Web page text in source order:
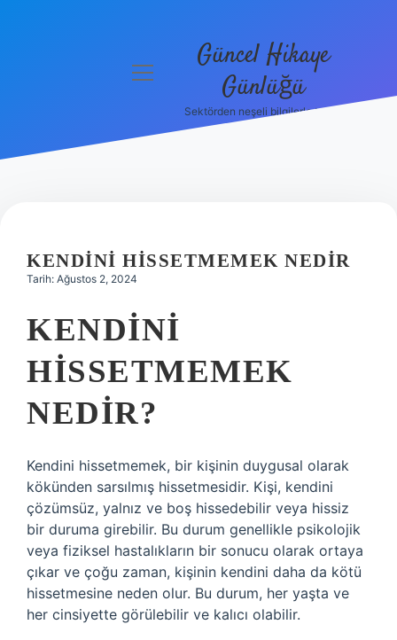
Hakkımızda
menüyü
Güncel Hikaye
Günlüğü
Sektörden neşeli bilgilerle tanış!
KENDINI HISSETMEMEK NEDIR
Tarih: Ağustos 2, 2024
KENDINI
HISSETMEMEK
NEDIR?
Kendini hissetmemek, bir kişinin duygusal olarak
kökünden sarsılmış hissetmesidir. Kişi, kendini
çözümsüz, yalnız ve boş hissedebilir veya hissiz
bir duruma girebilir. Bu durum genellikle psikolojik
veya fiziksel hastalıkların bir sonucu olarak ortaya
çıkar ve çoğu zaman, kişinin kendini daha da kötü
hissetmesine neden olur. Bu durum, her yaşta ve
her cinsiyette görülebilir ve kalıcı olabilir.